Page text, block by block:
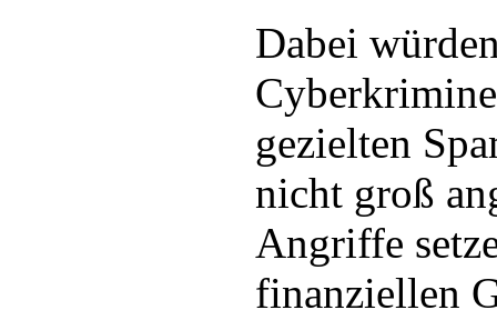
Dabei
gezielten
nicht groß
Angriffe
finanziellen